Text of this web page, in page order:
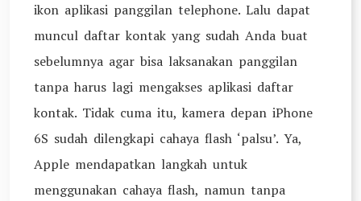
ikon aplikasi panggilan telephone. Lalu dapat
muncul daftar kontak yang sudah Anda buat
sebelumnya agar bisa laksanakan panggilan
tanpa harus lagi mengakses aplikasi daftar
kontak. Tidak cuma itu, kamera depan iPhone
6S sudah dilengkapi cahaya flash ‘palsu’. Ya,
Apple mendapatkan langkah untuk
menggunakan cahaya flash, namun tanpa